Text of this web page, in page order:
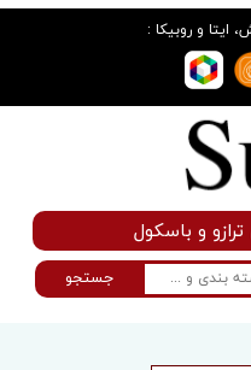
ایتا و روبیکا :
جستجو
و باسکول